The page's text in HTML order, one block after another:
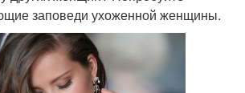
заповеди ухоженной женщины.